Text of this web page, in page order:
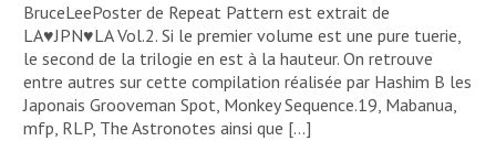
BruceLeePoster de Repeat Pattern est extrait de
LA♥JPN♥LA Vol.2. Si le premier volume est une pure tuerie,
le second de la trilogie en est à la hauteur. On retrouve
entre autres sur cette compilation réalisée par Hashim B les
Japonais Grooveman Spot, Monkey Sequence.19, Mabanua,
mfp, RLP, The Astronotes ainsi que […]